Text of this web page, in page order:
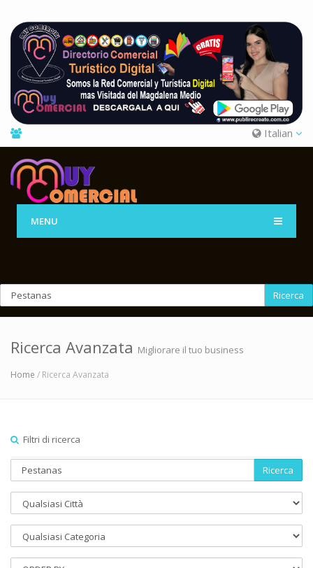
Italian
MENU
Ricerca
Ricerca Avanzata Migliorare il tuo business
Home / Ricerca Avanzata
Filtri di ricerca
Ricerca